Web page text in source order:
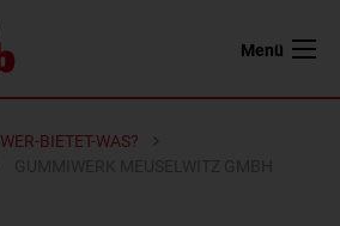
Menü
WER-BIETET-WAS?